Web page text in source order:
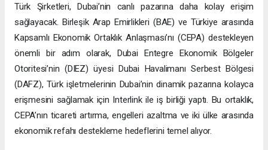
Türk Şirketleri, Dubai’nin canlı pazarına daha kolay erişim
sağlayacak. Birleşik Arap Emirlikleri (BAE) ve Türkiye arasında
Kapsamlı Ekonomik Ortaklık Anlaşması’nı (CEPA) destekleyen
önemli bir adım olarak, Dubai Entegre Ekonomik Bölgeler
Otoritesi’nin (DIEZ) üyesi Dubai Havalimanı Serbest Bölgesi
(DAFZ), Türk işletmelerinin Dubai’nin dinamik pazarına kolayca
erişmesini sağlamak için Interlink ile iş birliği yaptı. Bu ortaklık,
CEPA’nın ticareti artırma, engelleri azaltma ve iki ülke arasında
ekonomik refahı destekleme hedeflerini temel alıyor.